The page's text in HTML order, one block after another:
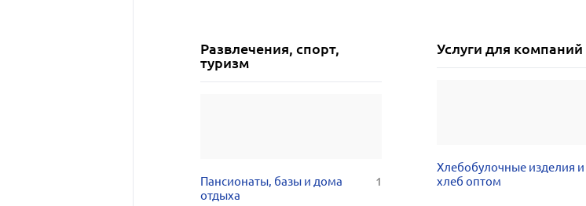
Развлечения, спорт,
туризм
Пансионаты, базы и дома
отдыха
1
Услуги для компаний
Хлебобулочные изделия и
хлеб оптом